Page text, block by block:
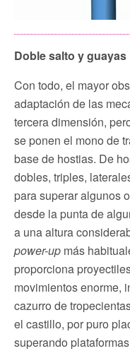
Doble salto y guayas
Con todo, el mayor
adaptación de las
tercera dimensión,
se ponen el mono de
base de hostias. De
dobles, triples,
para superar algunos
desde la punta de
a una altura
power-up más
proporciona
movimientos enorme,
cazurro de
el castillo, por puro
superando